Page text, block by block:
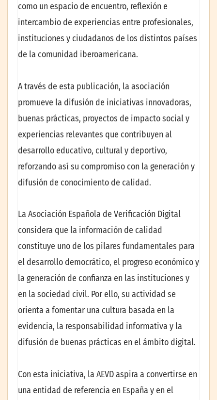
como un espacio de encuentro, reflexión e
intercambio de experiencias entre profesionales,
instituciones y ciudadanos de los distintos países
de la comunidad iberoamericana.
A través de esta publicación, la asociación
promueve la difusión de iniciativas innovadoras,
buenas prácticas, proyectos de impacto social y
experiencias relevantes que contribuyen al
desarrollo educativo, cultural y deportivo,
reforzando así su compromiso con la generación y
difusión de conocimiento de calidad.
La Asociación Española de Verificación Digital
considera que la información de calidad
constituye uno de los pilares fundamentales para
el desarrollo democrático, el progreso económico y
la generación de confianza en las instituciones y
en la sociedad civil. Por ello, su actividad se
orienta a fomentar una cultura basada en la
evidencia, la responsabilidad informativa y la
difusión de buenas prácticas en el ámbito digital.
Con esta iniciativa, la AEVD aspira a convertirse en
una entidad de referencia en España y en el